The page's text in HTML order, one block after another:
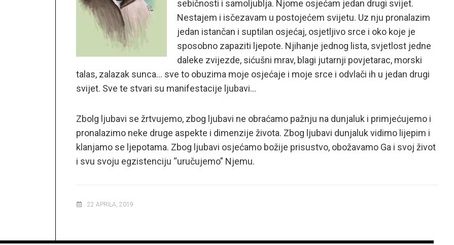
Opća
ibadetska
sebičnosti i samoljublja. Njome osjećam jedan drugi svijet.
Nestajem i isčezavam u postojećem svijetu. Uz nju pronalazim
jedan istančan i suptilan osjećaj, osjetljivo srce i oko koje je
sposobno zapaziti ljepote. Njihanje jednog lista, svjetlost jedne
daleke zvijezde, sićušni mrav, blagi jutarnji povjetarac, morski
talas, zalazak sunca… sve to obuzima moje osjećaje i moje srce i odvlači ih u jedan drugi
svijet. Sve te stvari su manifestacije ljubavi…
Zbolg ljubavi se žrtvujemo, zbog ljubavi ne obraćamo pažnju na dunjaluk i primjećujemo i
pronalazimo neke druge aspekte i dimenzije života. Zbog ljubavi dunjaluk vidimo lijepim i
klanjamo se ljepotama. Zbog ljubavi osjećamo božije prisustvo, obožavamo Ga i svoj život
i svu svoju egzistenciju “uručujemo” Njemu.
22 APRILA, 2019